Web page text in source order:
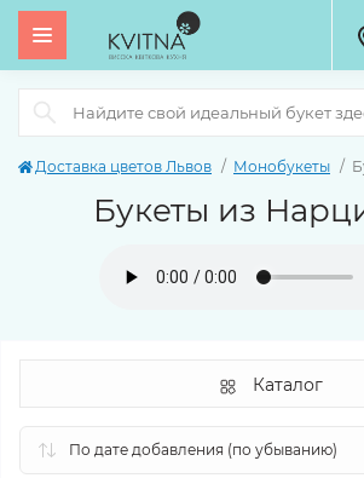
Доставка цветов Львов Монобукеты
Букеты из
Каталог